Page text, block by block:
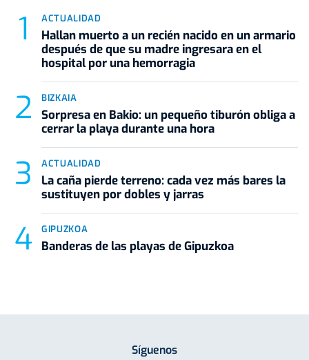
ACTUALIDAD
Hallan muerto a un recién nacido en un armario
después de que su madre ingresara en el
hospital por una hemorragia
BIZKAIA
Sorpresa en Bakio: un pequeño tiburón obliga a
cerrar la playa durante una hora
ACTUALIDAD
La caña pierde terreno: cada vez más bares la
sustituyen por dobles y jarras
GIPUZKOA
Banderas de las playas de Gipuzkoa
Síguenos